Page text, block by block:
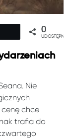
0
Nie
cenę chce
trafia do